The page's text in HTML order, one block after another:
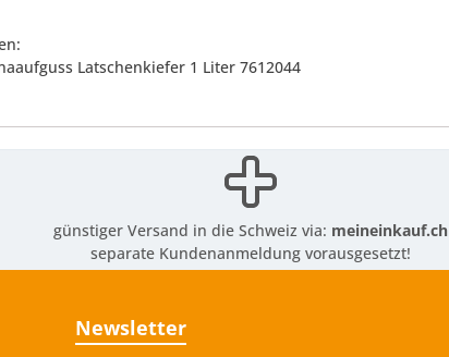
Latschenkiefer 1 Liter 7612044
günstiger Versand in die Schweiz via: meineinkauf.ch
separate Kundenanmeldung vorausgesetzt!
Newsletter